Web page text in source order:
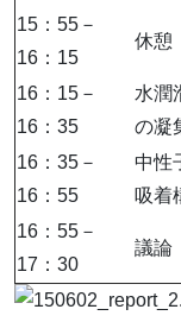
15：55－
16：15
休憩
16：15－
16：35
水潤
の凝
16：35－
16：55
中性
吸着
16：55－
17：30
議論